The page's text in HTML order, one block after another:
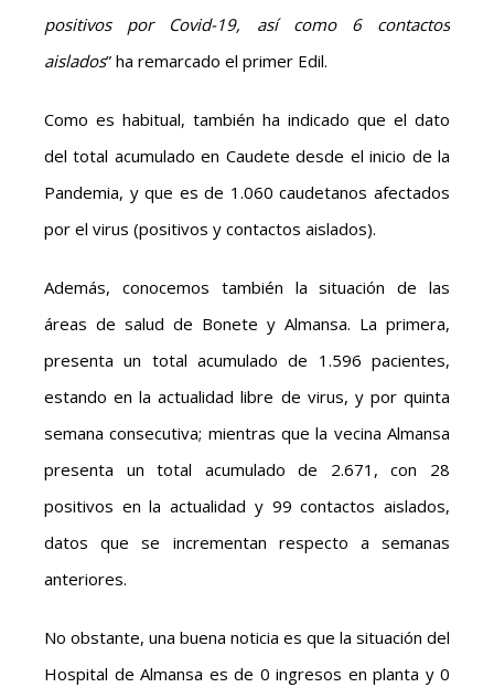
positivos por Covid-19, así como 6 contactos
aislados” ha remarcado el primer Edil.
Como es habitual, también ha indicado que el dato
del total acumulado en Caudete desde el inicio de la
Pandemia, y que es de 1.060 caudetanos afectados
por el virus (positivos y contactos aislados).
Además, conocemos también la situación de las
áreas de salud de Bonete y Almansa. La primera,
presenta un total acumulado de 1.596 pacientes,
estando en la actualidad libre de virus, y por quinta
semana consecutiva; mientras que la vecina Almansa
presenta un total acumulado de 2.671, con 28
positivos en la actualidad y 99 contactos aislados,
datos que se incrementan respecto a semanas
anteriores.
No obstante, una buena noticia es que la situación del
Hospital de Almansa es de 0 ingresos en planta y 0